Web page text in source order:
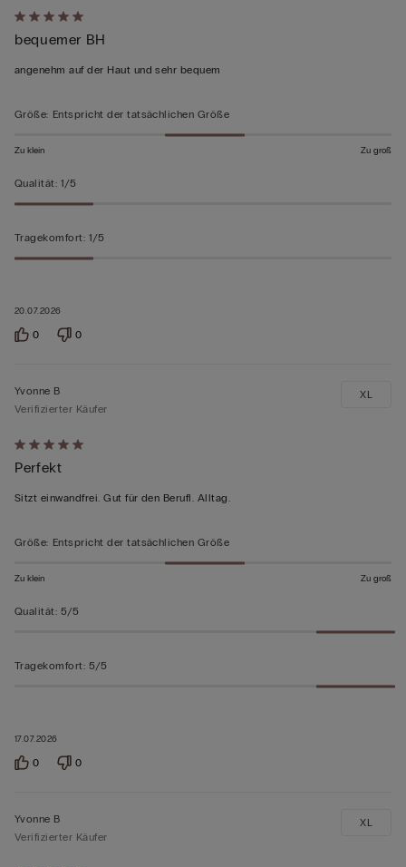
Mit
5
von
bewertet
20.07.2026
bequemer BH
angenehm auf der Haut und sehr bequem
Größe: Entspricht der tatsächlichen Größe
Zu klein Zu groß
Qualität: 1/5
Tragekomfort: 1/5
0 0
Mit
5
von
bewertet
17.07.2026
Yvonne B
Verifizierter Käufer
Perfekt
Sitzt einwandfrei. Gut für den Berufl. Alltag.
XL
Größe: Entspricht der tatsächlichen Größe
Zu klein Zu groß
Qualität: 5/5
Tragekomfort: 5/5
0 0
Yvonne B
Verifizierter Käufer
XL